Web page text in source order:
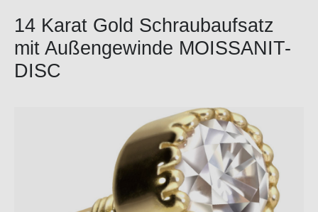
14 Karat Gold Schraubaufsatz
mit Außengewinde MOISSANIT-
DISC